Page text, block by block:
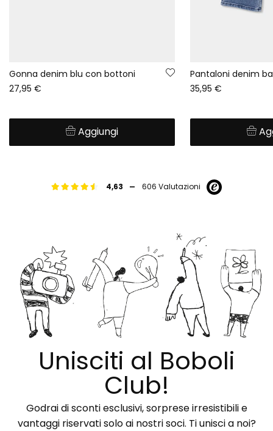
Gonna denim blu con bottoni
27,95 €
Aggiungi
35,95 €
4,63 - 606 Valutazioni
Unisciti al Boboli
Club!
Godrai di sconti esclusivi, sorprese irresistibili e
vantaggi riservati solo ai nostri soci. Ti unisci a noi?